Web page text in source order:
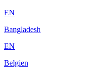
EN
Bangladesh
EN
Belgien